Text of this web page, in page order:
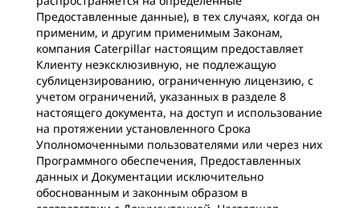
Предоставленные данные), в тех случаях, когда он
применим, и другим применимым Законам,
компания Caterpillar настоящим предоставляет
Клиенту неэксклюзивную, не подлежащую
сублицензированию, ограниченную лицензию, с
учетом ограничений, указанных в разделе 8
настоящего документа, на доступ и использование
на протяжении установленного Срока
Уполномоченными пользователями или через них
Программного обеспечения, Предоставленных
данных и Документации исключительно
обоснованным и законным образом в